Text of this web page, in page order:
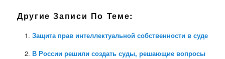
Другие Записи По Теме:
Защита прав интеллектуальной собственности в суде
В России решили создать суды, решающие вопросы